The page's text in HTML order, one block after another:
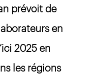
prévoit de
en
2025 en
les régions